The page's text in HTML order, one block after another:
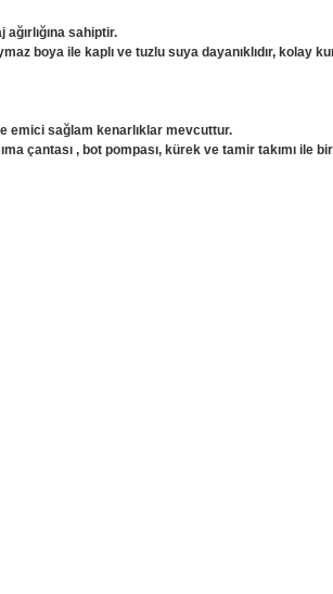
sahiptir.
boya ile kaplı ve tuzlu suya dayanıklıdır, kolay
emici sağlam kenarlıklar mevcuttur.
çantası , bot pompası, kürek ve tamir takımı ile